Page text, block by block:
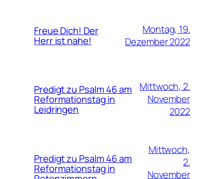
Freue Dich! Der
Herr ist nahe!
Montag, 19.
Dezember 2022
Predigt zu Psalm 46 am
Reformationstag in
Leidringen
Mittwoch, 2.
November
2022
Predigt zu Psalm 46 am
Reformationstag in
Mittwoch,
2.
November